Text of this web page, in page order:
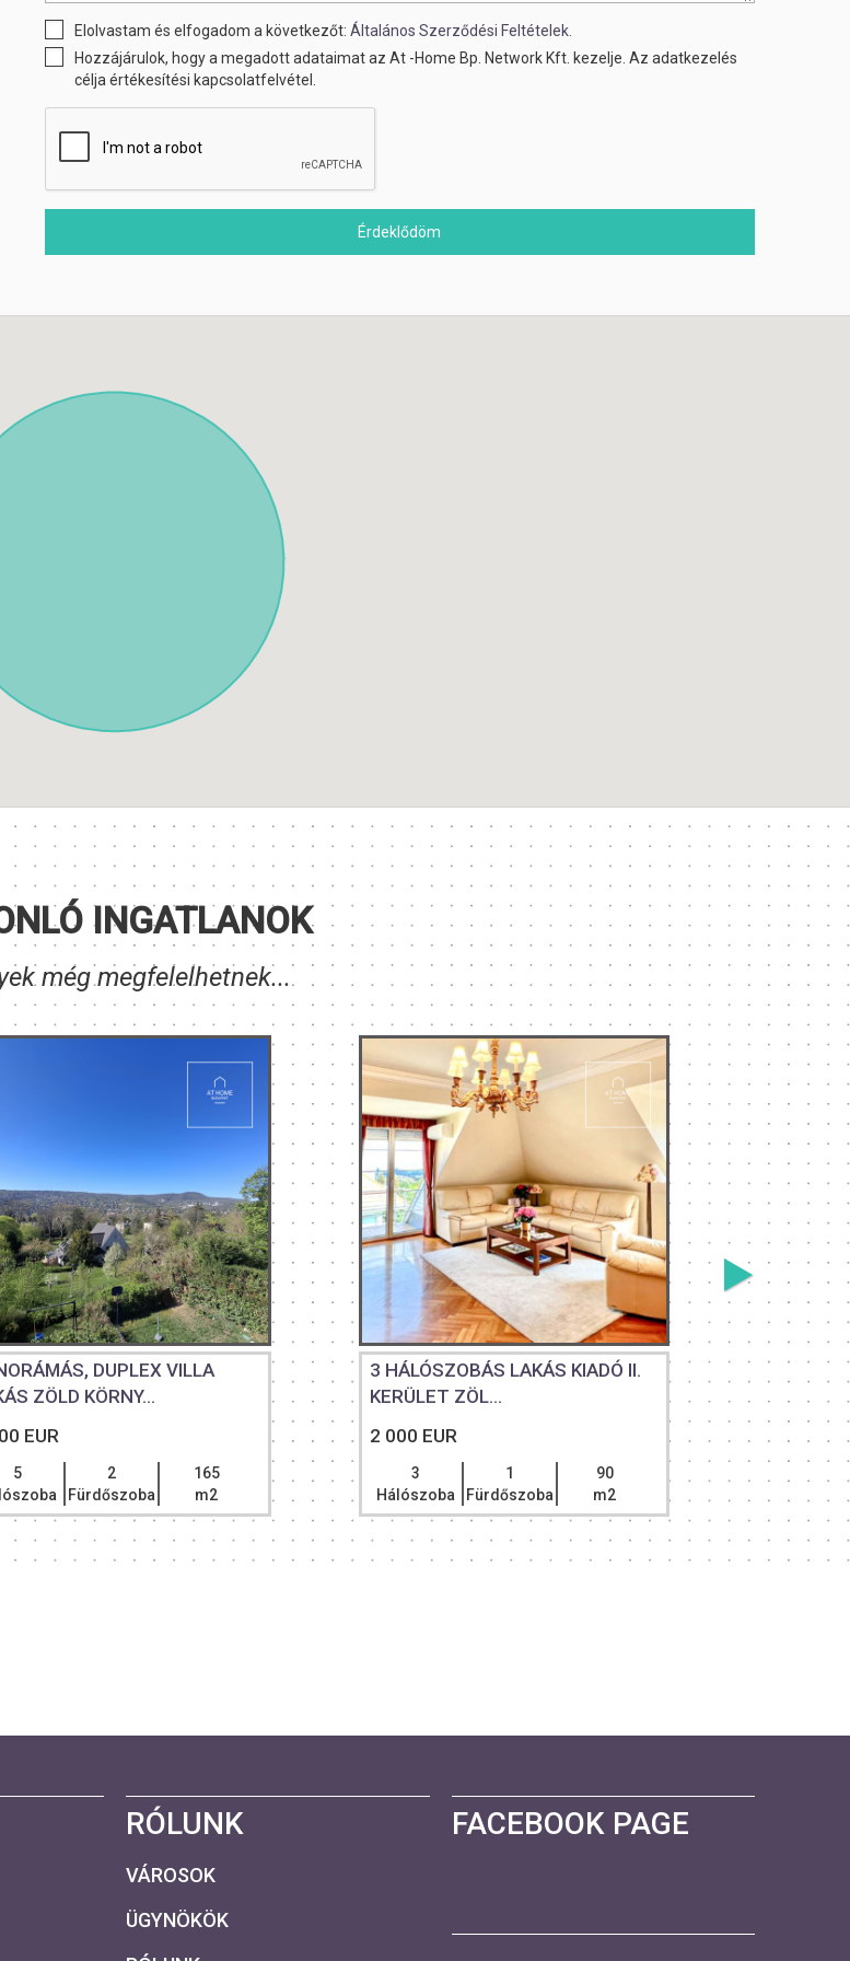
Elolvastam és elfogadom a következőt: Általános Szerződési Feltételek.
Hozzájárulok, hogy a megadott adataimat az At -Home Bp. Network Kft. kezelje. Az adatkezelés
célja értékesítési kapcsolatfelvétel.
Érdeklődöm
INGATLANOK
még megfelelhetnek...
DUPLEX VILLA
ZÖLD KÖRNY...
EUR
5
2
Fürdőszoba
165
m2
3 HÁLÓSZOBÁS LAKÁS KIADÓ II.
KERÜLET ZÖL...
2 000 EUR
3
Hálószoba
1
Fürdőszoba
90
m2
4
2 000
RÓLUNK
VÁROSOK
ÜGYNÖKÖK
FACEBOOK PAGE